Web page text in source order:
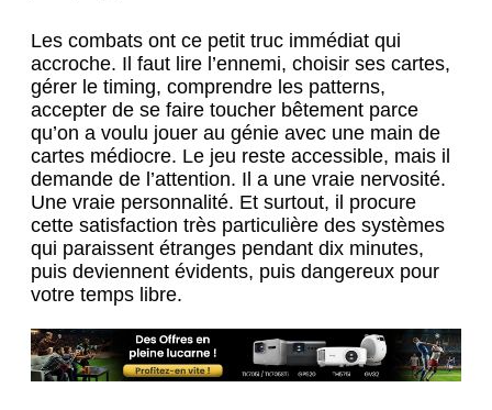
Les combats ont ce petit truc immédiat qui
accroche. Il faut lire l’ennemi, choisir ses cartes,
gérer le timing, comprendre les patterns,
accepter de se faire toucher bêtement parce
qu’on a voulu jouer au génie avec une main de
cartes médiocre. Le jeu reste accessible, mais il
demande de l’attention. Il a une vraie nervosité.
Une vraie personnalité. Et surtout, il procure
cette satisfaction très particulière des systèmes
qui paraissent étranges pendant dix minutes,
puis deviennent évidents, puis dangereux pour
votre temps libre.